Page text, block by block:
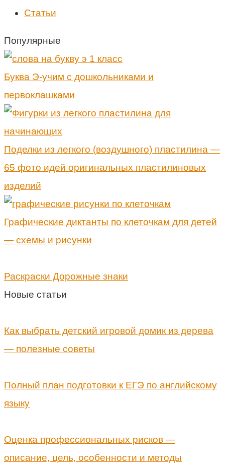
Статьи
Популярные
Буква Э-учим с дошкольниками и
первоклашками
Поделки из легкого (воздушного) пластилина —
65 фото идей оригинальных пластилиновых
изделий
Графические диктанты по клеточкам для детей
— схемы и рисунки
Раскраски Дорожные знаки
Новые статьи
Как выбрать детский игровой домик из дерева
— полезные советы
Полный план подготовки к ЕГЭ по английскому
языку
Оценка профессиональных рисков —
описание, цель, особенности и методы